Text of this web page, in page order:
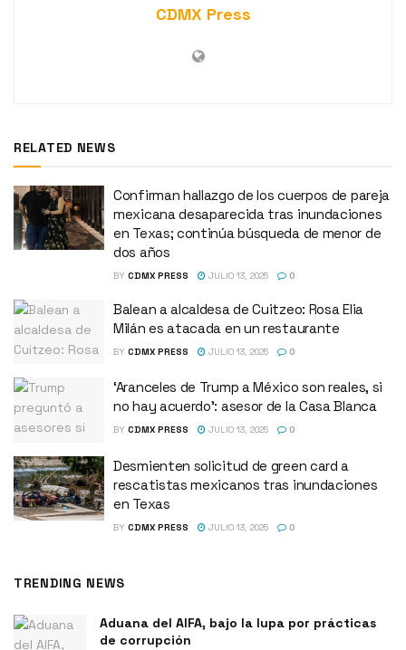
CDMX Press
RELATED NEWS
Confirman hallazgo de los cuerpos de pareja
mexicana desaparecida tras inundaciones
en Texas; continúa búsqueda de menor de
dos años
BY CDMX PRESS JULIO 13, 2025 0
Balean a alcaldesa de Cuitzeo: Rosa Elia
Milán es atacada en un restaurante
BY CDMX PRESS JULIO 13, 2025 0
‘Aranceles de Trump a México son reales, si
no hay acuerdo’: asesor de la Casa Blanca
BY CDMX PRESS JULIO 13, 2025 0
Desmienten solicitud de green card a
rescatistas mexicanos tras inundaciones
en Texas
BY CDMX PRESS JULIO 13, 2025 0
TRENDING NEWS
Aduana del AIFA, bajo la lupa por prácticas
de corrupción